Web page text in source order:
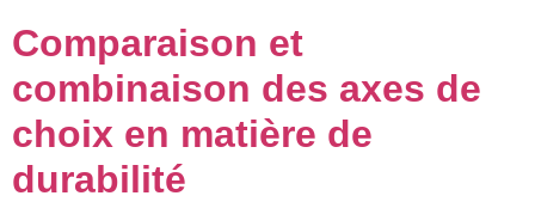
Comparaison et
combinaison des axes de
choix en matière de
durabilité